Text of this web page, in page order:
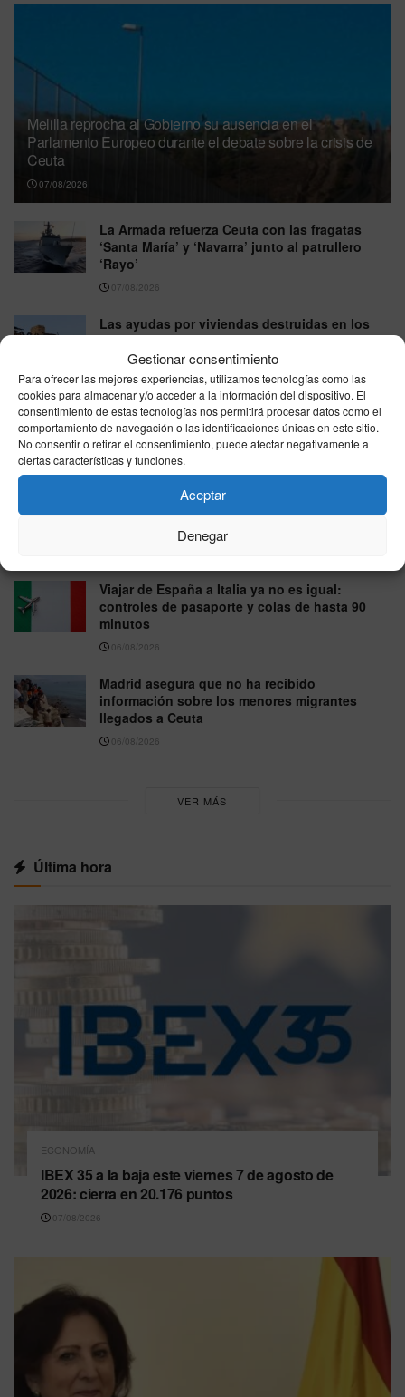
Gestionar consentimiento
Para ofrecer las mejores experiencias, utilizamos tecnologías como las
cookies para almacenar y/o acceder a la información del dispositivo. El
consentimiento de estas tecnologías nos permitirá procesar datos como el
comportamiento de navegación o las identificaciones únicas en este sitio.
No consentir o retirar el consentimiento, puede afectar negativamente a
ciertas características y funciones.
Aceptar
Denegar
Melilla reprocha al Gobierno su ausencia en el
Parlamento Europeo durante el debate sobre la crisis de
Ceuta
07/08/2026
La Armada refuerza Ceuta con las fragatas
‘Santa María’ y ‘Navarra’ junto al patrullero
‘Rayo’
07/08/2026
Las ayudas por viviendas destruidas en los
incendios llegan hasta 15.120 euros y exigen
que sea la residencia habitual
07/08/2026
España se parte en dos este viernes: hasta 41
grados en el sur mientras el norte esquiva el
calor extremo
07/08/2026
El tiempo en España hoy viernes 7 de agosto
de 2026: panorama por zonas
Viajar de España a Italia ya no es igual:
controles de pasaporte y colas de hasta 90
minutos
06/08/2026
Madrid asegura que no ha recibido
información sobre los menores migrantes
llegados a Ceuta
06/08/2026
VER MÁS
Última hora
ECONOMÍA
IBEX 35 a la baja este viernes 7 de agosto de
2026: cierra en 20.176 puntos
07/08/2026